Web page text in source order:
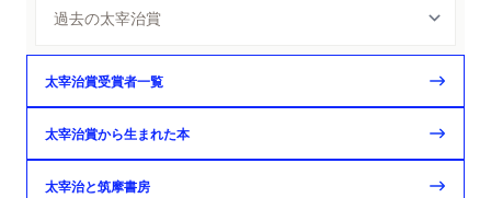
太宰治賞受賞者一覧
太宰治賞から生まれた本
太宰治と筑摩書房